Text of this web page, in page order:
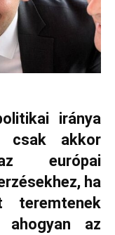
iránya
csak akkor
európai
ha
teremtenek
ahogyan az